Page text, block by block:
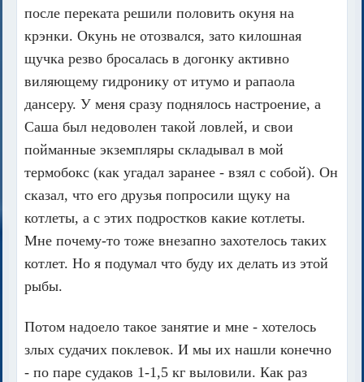
после переката решили половить окуня на
крэнки. Окунь не отозвался, зато килошная
щучка резво бросалась в догонку активно
виляющему гидронику от итумо и рапаола
дансеру. У меня сразу поднялось настроение, а
Саша был недоволен такой ловлей, и свои
пойманные экземпляры складывал в мой
термобокс (как угадал заранее - взял с собой). Он
сказал, что его друзья попросили щуку на
котлеты, а с этих подростков какие котлеты.
Мне почему-то тоже внезапно захотелось таких
котлет. Но я подумал что буду их делать из этой
рыбы.
Потом надоело такое занятие и мне - хотелось
злых судачих поклевок. И мы их нашли конечно
- по паре судаков 1-1,5 кг выловили. Как раз